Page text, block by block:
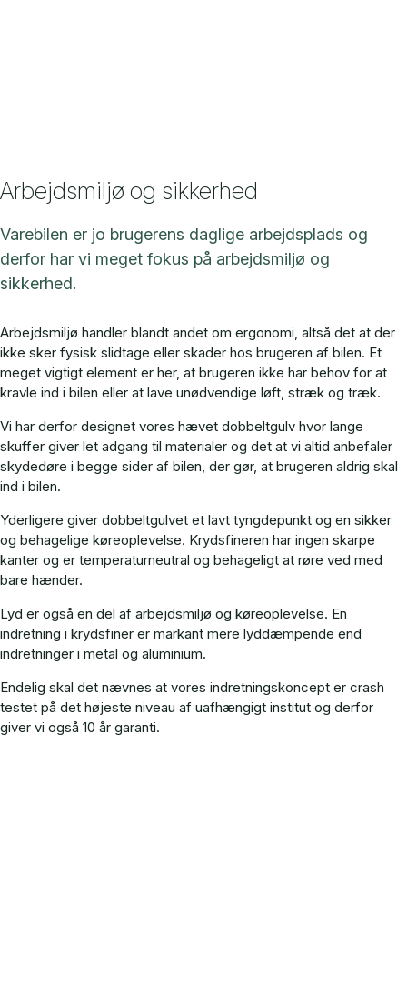
Arbejdsmiljø og sikkerhed
Varebilen er jo brugerens daglige arbejdsplads og
derfor har vi meget fokus på arbejdsmiljø og
sikkerhed.
Arbejdsmiljø handler blandt andet om ergonomi, altså det at der
ikke sker fysisk slidtage eller skader hos brugeren af bilen. Et
meget vigtigt element er her, at brugeren ikke har behov for at
kravle ind i bilen eller at lave unødvendige løft, stræk og træk.
Vi har derfor designet vores hævet dobbeltgulv hvor lange
skuffer giver let adgang til materialer og det at vi altid anbefaler
skydedøre i begge sider af bilen, der gør, at brugeren aldrig skal
ind i bilen.
Yderligere giver dobbeltgulvet et lavt tyngdepunkt og en sikker
og behagelige køreoplevelse. Krydsfineren har ingen skarpe
kanter og er temperaturneutral og behageligt at røre ved med
bare hænder.
Lyd er også en del af arbejdsmiljø og køreoplevelse. En
indretning i krydsfiner er markant mere lyddæmpende end
indretninger i metal og aluminium.
Endelig skal det nævnes at vores indretningskoncept er crash
testet på det højeste niveau af uafhængigt institut og derfor
giver vi også 10 år garanti.